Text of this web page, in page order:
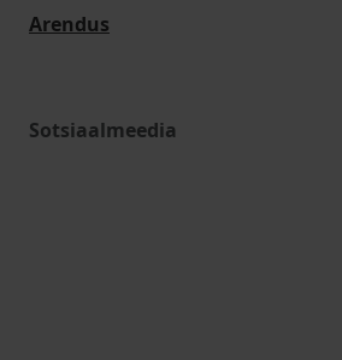
Arendus
Sotsiaalmeedia